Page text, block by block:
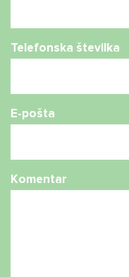
Telefonska številka
E-pošta
Komentar